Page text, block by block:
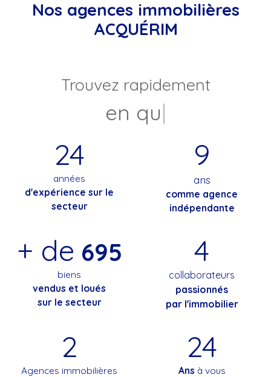
Nos agences immobilières
ACQUÉRIM
Trouvez rapidement
en quelques chiffr
24
années
d'expérience sur le
secteur
9
ans
comme agence
indépendante
+ de 695
biens
vendus et loués
sur le secteur
4
collaborateurs
passionnés
par l'immobilier
2
Agences immobilières
24
Ans à vous